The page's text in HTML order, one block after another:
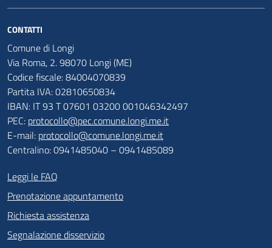
CONTATTI
Comune di Longi
Via Roma, 2. 98070 Longi (ME)
Codice fiscale: 84004070839
Partita IVA: 02810650834
IBAN: IT 93 T 07601 03200 001046342497
PEC: protocollo@pec.comune.longi.me.it
E-mail: protocollo@comune.longi.me.it
Centralino: 0941485040 – 0941485089
Leggi le FAQ
Prenotazione appuntamento
Richiesta assistenza
Segnalazione disservizio